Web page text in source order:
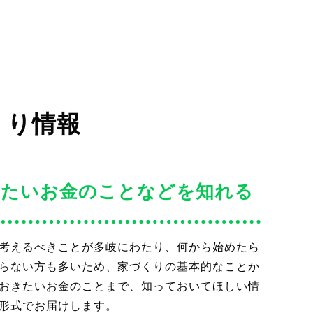
情報
いお金のことなどを知れる
えるべきことが多岐にわたり、何から始めたら
ない方も多いため、家づくりの基本的なことか
きたいお金のことまで、知っておいてほしい情
式でお届けします。